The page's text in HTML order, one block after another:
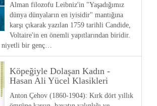
Alman filozofu Leibniz'in "Yaşadığımız
dünya dünyaların en iyisidir" mantığına
karşı çıkarak yazılan 1759 tarihli Candide,
Voltaire'in en önemli yapıtlarından biridir.
niyetli bir genç…
Köpeğiyle Dolaşan Kadın -
Hasan Ali Yücel Klasikleri
Anton Çehov (1860-1904): Kırk dört yıllık